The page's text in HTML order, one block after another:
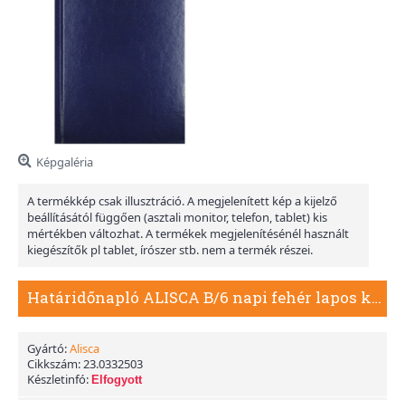
Képgaléria
A termékkép csak illusztráció. A megjelenített kép a kijelző
beállításától függően (asztali monitor, telefon, tablet) kis
mértékben változhat. A termékek megjelenítésénél használt
kiegészítők pl tablet, írószer stb. nem a termék részei.
Határidőnapló ALISCA B/6 napi fehér lapos kék 2026.
Gyártó:Alisca
Cikkszám:23.0332503
Készletinfó: Elfogyott